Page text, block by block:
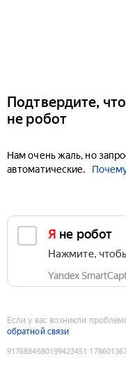
Подтвердите,
не робот
Нам очень жаль, но
автоматические.
Я не робот
Нажмите,
Yandex
Если у вас возникли
обратной связи
9176884680199423451 :